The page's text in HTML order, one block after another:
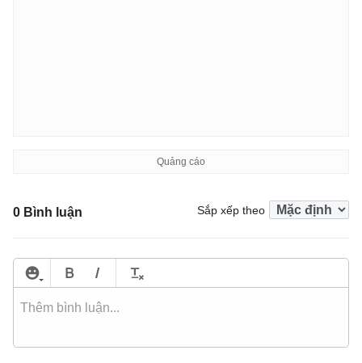
0 Bình luận Sắp xếp theo